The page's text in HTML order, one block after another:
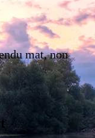
mat, non